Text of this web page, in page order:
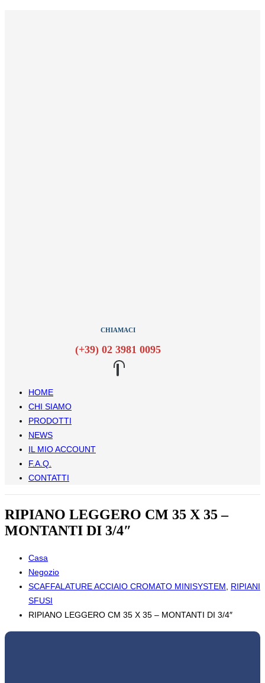
CHIAMACI
(+39) 02 3981 0095
HOME
CHI SIAMO
PRODOTTI
NEWS
IL MIO ACCOUNT
F.A.Q.
CONTATTI
RIPIANO LEGGERO CM 35 X 35 –
MONTANTI DI 3/4″
Casa
Negozio
SCAFFALATURE ACCIAIO CROMATO MINISYSTEM
RIPIANI
SFUSI
RIPIANO LEGGERO CM 35 X 35 – MONTANTI DI 3/4″